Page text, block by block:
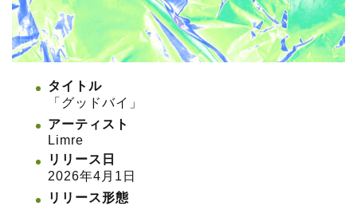
タイトル
「グッドバイ」
アーティスト
Limre
リリース日
2026年4月1日
リリース形態